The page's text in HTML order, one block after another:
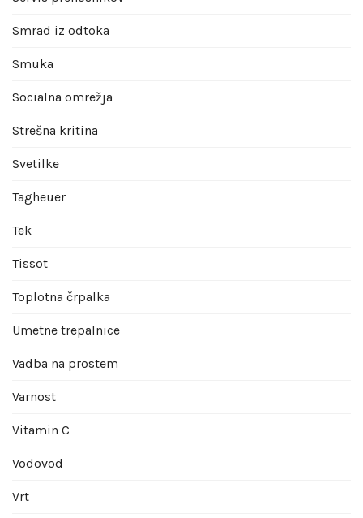
Smrad iz odtoka
Smuka
Socialna omrežja
Strešna kritina
Svetilke
Tagheuer
Tek
Tissot
Toplotna črpalka
Umetne trepalnice
Vadba na prostem
Varnost
Vitamin C
Vodovod
Vrt